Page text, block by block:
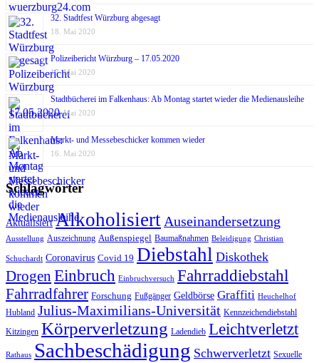
32. Stadtfest Würzburg abgesagt
18. Mai 2020
Polizeibericht Würzburg – 17.05.2020
17. Mai 2020
Stadtbücherei im Falkenhaus: Ab Montag startet wieder die Medienausleihe
17. Mai 2020
Markt- und Messebeschicker kommen wieder
16. Mai 2020
Schlagwörter
Aktualisiert Alkoholisiert Auseinandersetzung
Ausstellung Auszeichnung Außenspiegel Baumaßnahmen Beleidigung Christian
Schuchardt Coronavirus Covid 19 Diebstahl Diskothek
Drogen Einbruch Einbruchversuch Fahrraddiebstahl
Fahrradfahrer Forschung Fußgänger Geldbörse Graffiti Heuchelhof
Hubland Julius-Maximilians-Universität Kennzeichendiebstahl
Kitzingen Körperverletzung Ladendieb Leichtverletzt
Rathaus Sachbeschädigung Schwerverletzt Sexuelle